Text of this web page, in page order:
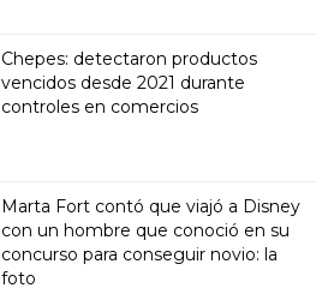
Chepes: detectaron productos
vencidos desde 2021 durante
controles en comercios
Marta Fort contó que viajó a Disney
con un hombre que conoció en su
concurso para conseguir novio: la
foto